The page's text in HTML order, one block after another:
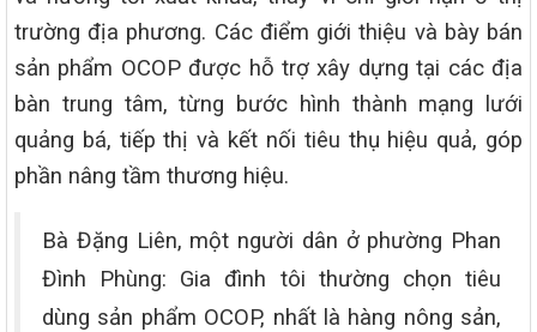
trường địa phương. Các điểm giới thiệu và bày bán
sản phẩm OCOP được hỗ trợ xây dựng tại các địa
bàn trung tâm, từng bước hình thành mạng lưới
quảng bá, tiếp thị và kết nối tiêu thụ hiệu quả, góp
phần nâng tầm thương hiệu.
Bà Đặng Liên, một người dân ở phường Phan
Đình Phùng: Gia đình tôi thường chọn tiêu
dùng sản phẩm OCOP, nhất là hàng nông sản,